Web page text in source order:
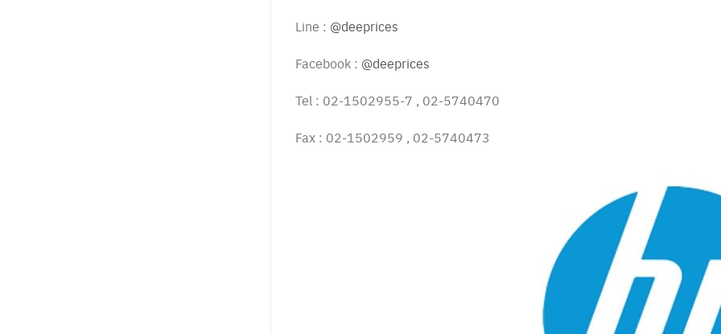
Line : @deeprices
Facebook : @deeprices
Tel : 02-1502955-7 , 02-5740470
Fax : 02-1502959 , 02-5740473